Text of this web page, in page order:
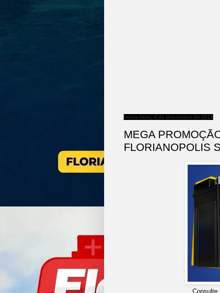
sexta-feira, 4 de dezembro de 2015
MEGA
FLORIANOPOLIS
Consulte